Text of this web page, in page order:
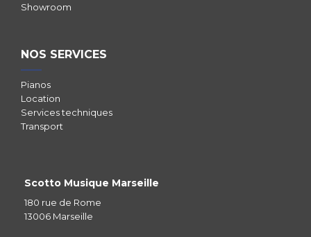
Showroom
NOS SERVICES
Pianos
Location
Services techniques
Transport
Scotto Musique Marseille
180 rue de Rome
13006 Marseille